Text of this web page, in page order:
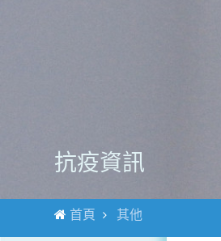
抗疫資訊
首頁 其他